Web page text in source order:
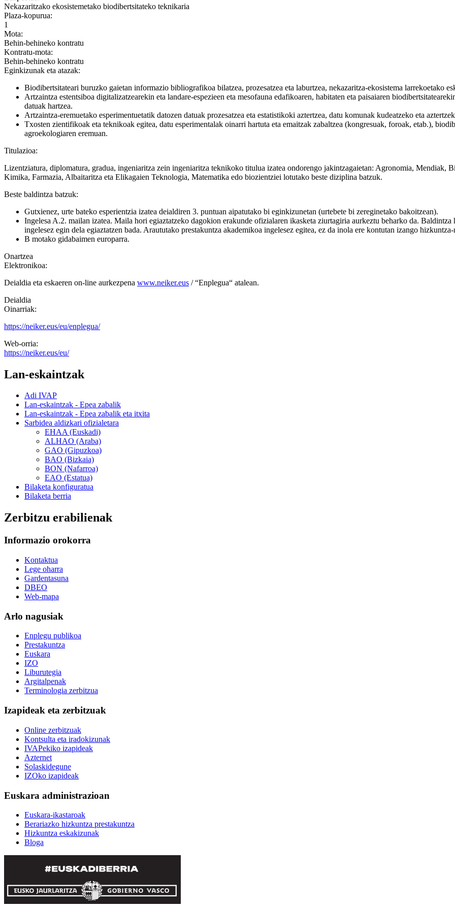
Nekazaritzako ekosistemetako biodibertsitateko teknikaria
Plaza-kopurua:
1
Mota:
Behin-behineko kontratu
Kontratu-mota:
Behin-behineko kontratu
Eginkizunak eta atazak:
Biodibertsitateari buruzko gaietan informazio bibliografikoa bilatzea, prozesatzea eta laburtzea, nekazaritza-ekosistema larrekoetako
Artzaintza estentsiboa digitalizatzearekin eta landare-espezieen eta mesofauna edafikoaren, habitaten eta paisaiaren
datuak hartzea.
Artzaintza-eremuetako esperimentuetatik datozen datuak prozesatzea eta estatistikoki aztertzea, datu komunak kudeatzeko eta
Txosten zientifikoak eta teknikoak egitea, datu esperimentalak oinarri hartuta eta emaitzak zabaltzea (kongresuak, foroak, etab.),
agroekologiaren eremuan.
Titulazioa:
Lizentziatura, diplomatura, gradua, ingeniaritza zein ingeniaritza teknikoko titulua izatea ondorengo jakintzagaietan: Agronomia,
Kimika, Farmazia, Albaitaritza eta Elikagaien Teknologia, Matematika edo biozientziei lotutako beste diziplina batzuk.
Beste baldintza batzuk:
Gutxienez, urte bateko esperientzia izatea deialdiren 3. puntuan aipatutako bi eginkizunetan (urtebete bi zereginetako bakoitzean).
Ingelesa A.2. mailan izatea. Maila hori egiaztatzeko dagokion erakunde ofizialaren ikasketa ziurtagiria aurkeztu beharko da. Baldintza
ingelesez egin dela egiaztatzen bada. Araututako prestakuntza akademikoa ingelesez egitea, ez da inola ere kontutan izango
B motako gidabaimen europarra.
Onartzea
Elektronikoa:
Deialdia eta eskaeren on-line aurkezpena www.neiker.eus / “Enplegua“ atalean.
Deialdia
Oinarriak:
https://neiker.eus/eu/enplegua/
Web-orria:
https://neiker.eus/eu/
Lan-eskaintzak
Adi IVAP
Lan-eskaintzak - Epea zabalik
Lan-eskaintzak - Epea zabalik eta itxita
Sarbidea aldizkari ofizialetara
EHAA (Euskadi)
ALHAO (Araba)
GAO (Gipuzkoa)
BAO (Bizkaia)
BON (Nafarroa)
EAO (Estatua)
Bilaketa konfiguratua
Bilaketa berria
Zerbitzu erabilienak
Informazio orokorra
Kontaktua
Lege oharra
Gardentasuna
DBEO
Web-mapa
Arlo nagusiak
Enplegu publikoa
Prestakuntza
Euskara
IZO
Liburutegia
Argitalpenak
Terminologia zerbitzua
Izapideak eta zerbitzuak
Online zerbitzuak
Kontsulta eta iradokizunak
IVAPekiko izapideak
Azternet
Solaskidegune
IZOko izapideak
Euskara administrazioan
Euskara-ikastaroak
Berariazko hizkuntza prestakuntza
Hizkuntza eskakizunak
Bloga